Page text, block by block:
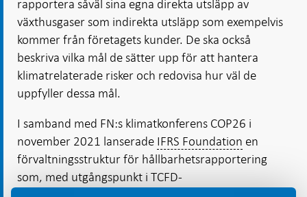
rapportera såväl sina egna direkta utsläpp av
växthusgaser som indirekta utsläpp som exempelvis
kommer från företagets kunder. De ska också
beskriva vilka mål de sätter upp för att hantera
klimatrelaterade risker och redovisa hur väl de
uppfyller dessa mål.
I samband med FN:s klimatkonferens COP26 i
november 2021 lanserade IFRS Foundation en
förvaltningsstruktur för hållbarhetsrapportering
som, med utgångspunkt i TCFD-